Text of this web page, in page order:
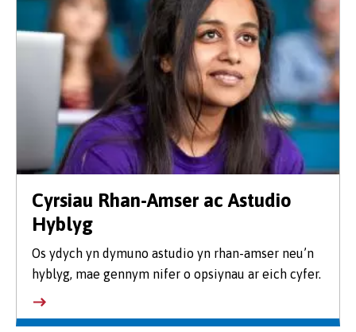
Cyrsiau Rhan-Amser ac Astudio
Hyblyg
Os ydych yn dymuno astudio yn rhan-amser neu’n
hyblyg, mae gennym nifer o opsiynau ar eich cyfer.